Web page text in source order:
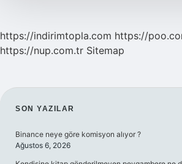
https://indirimtopla.com https://
https://nup.com.tr Sitemap
SIDEBAR
SON YAZILAR
Binance neye göre komisyon alıyor ?
Ağustos 6, 2026